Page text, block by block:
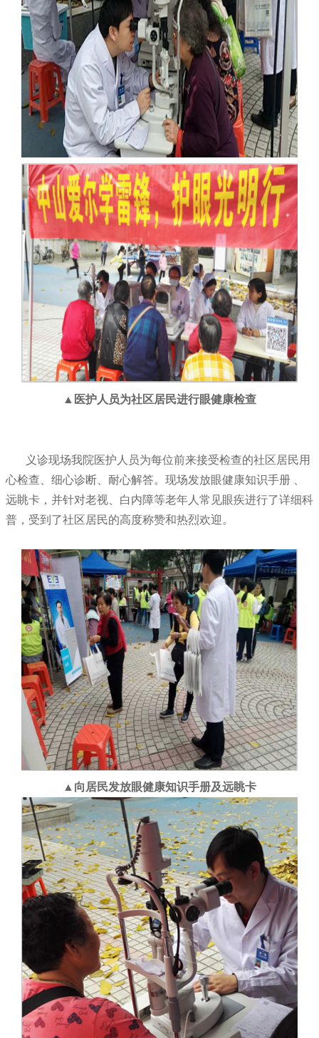
▲医护人员为社区居民进行眼健康检查
义诊现场我院医护人员为每位前来接受检查的社区居民用
心检查、细心诊断、耐心解答。现场发放眼健康知识手册 、
远眺卡，并针对老视、白内障等老年人常见眼疾进行了详细科
普，受到了社区居民的高度称赞和热烈欢迎。
▲向居民发放眼健康知识手册及远眺卡